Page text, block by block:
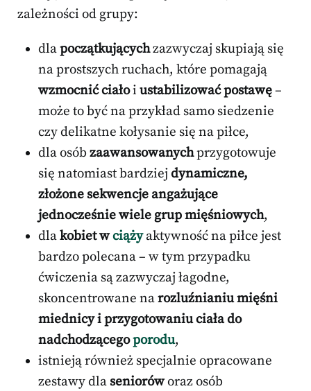
zależności od grupy:
dlapoczątkującychzazwyczaj skupiają się
na prostszych ruchach, które pomagają
wzmocnić ciałoi ustabilizować postawę–
może to być na przykład samo siedzenie
czy delikatne kołysanie się na piłce,
dla osób zaawansowanychprzygotowuje
się natomiast bardziejdynamiczne,
złożone sekwencje angażujące
jednocześnie wiele grup mięśniowych,
dlakobiet wciążyaktywność na piłce jest
bardzo polecana – w tym przypadku
ćwiczenia są zazwyczaj łagodne,
skoncentrowane narozluźnianiu mięśni
miednicy i przygotowaniu ciała do
nadchodzącegoporodu,
istnieją również specjalnie opracowane
zestawy dla senioróworaz osób